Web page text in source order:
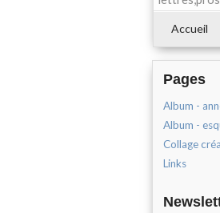
Accueil
Pages
Album -
Album -
Collage
Links